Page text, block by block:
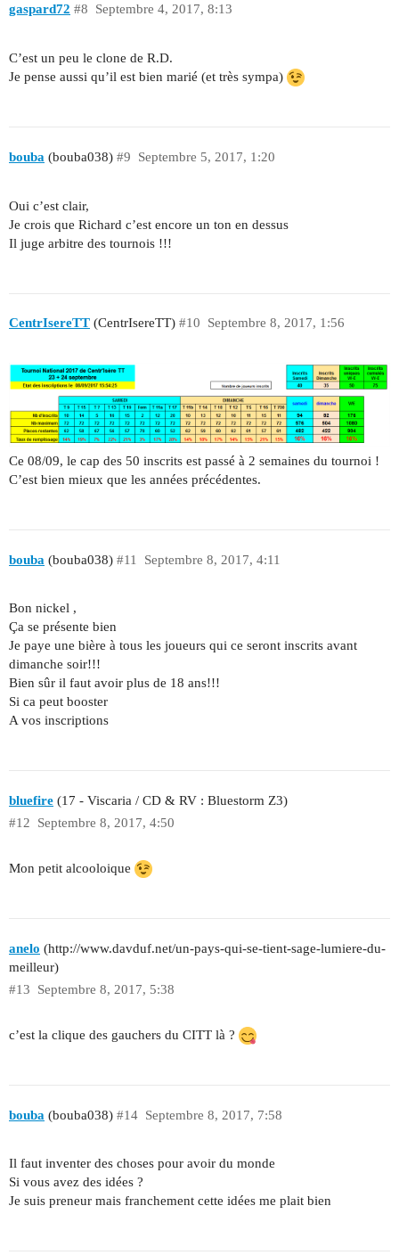
gaspard72 Septembre 4, 2017, 8:13
#8
C’est un peu le clone de R.D.
Je pense aussi qu’il est bien marié (et très sympa)
bouba (bouba038) Septembre 5, 2017, 1:20
#9
Oui c’est clair,
Je crois que Richard c’est encore un ton en dessus
Il juge arbitre des tournois !!!
CentrIsereTT (CentrIsereTT) Septembre 8, 2017, 1:56
#10
Ce 08/09, le cap des 50 inscrits est passé à 2 semaines du tournoi !
C’est bien mieux que les années précédentes.
bouba (bouba038) Septembre 8, 2017, 4:11
#11
Bon nickel ,
Ça se présente bien
Je paye une bière à tous les joueurs qui ce seront inscrits avant
dimanche soir!!!
Bien sûr il faut avoir plus de 18 ans!!!
Si ca peut booster
A vos inscriptions
bluefire (17 - Viscaria / CD & RV : Bluestorm Z3)
Septembre 8, 2017, 4:50
#12
Mon petit alcooloique
anelo (http://www.davduf.net/un-pays-qui-se-tient-sage-lumiere-du-
meilleur)
Septembre 8, 2017, 5:38
#13
c’est la clique des gauchers du CITT là ?
bouba (bouba038) Septembre 8, 2017, 7:58
#14
Il faut inventer des choses pour avoir du monde
Si vous avez des idées ?
Je suis preneur mais franchement cette idées me plait bien